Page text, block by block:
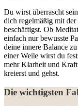
Du⁣ wirst überrascht
dich regelmäßig mit ‌der
beschäftigst. ⁢Ob
einfach nur bewusste
deine innere ⁣Balance
einer Weile wirst‌ du
mehr Klarheit und
kreierst und gehst.
Die wichtigsten